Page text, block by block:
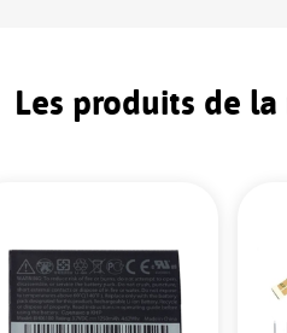
Les produits de